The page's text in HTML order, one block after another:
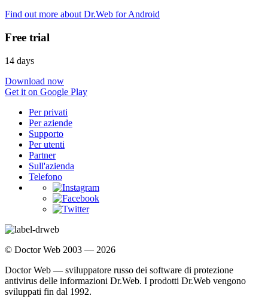
Find out more about Dr.Web for Android
Free trial
14 days
Download now
Get it on Google Play
Per privati
Per aziende
Supporto
Per utenti
Partner
Sull'azienda
Telefono
© Doctor Web 2003 — 2026
Doctor Web — sviluppatore russo dei software di protezione
antivirus delle informazioni Dr.Web. I prodotti Dr.Web vengono
sviluppati fin dal 1992.